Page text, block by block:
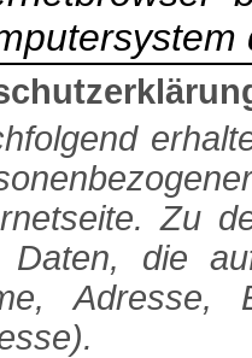
Zu
Daten, die
Adresse,